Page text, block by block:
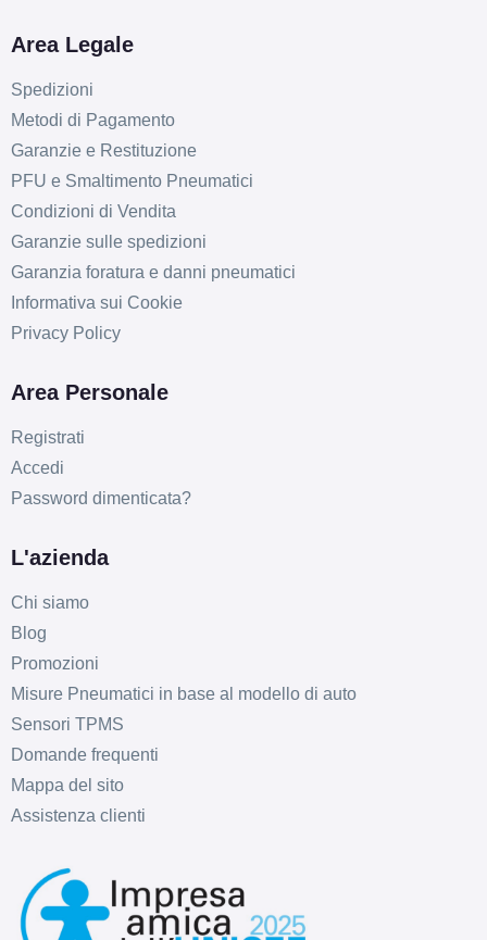
Area Legale
Spedizioni
Metodi di Pagamento
Garanzie e Restituzione
PFU e Smaltimento Pneumatici
Condizioni di Vendita
Garanzie sulle spedizioni
Garanzia foratura e danni pneumatici
Informativa sui Cookie
Privacy Policy
Area Personale
Registrati
Accedi
Password dimenticata?
L'azienda
Chi siamo
Blog
Promozioni
Misure Pneumatici in base al modello di auto
Sensori TPMS
Domande frequenti
Mappa del sito
Assistenza clienti